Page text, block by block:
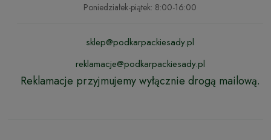
Poniedziałek-piątek: 8:00-16:00
sklep@podkarpackiesady.pl
reklamacje@podkarpackiesady.pl
Reklamacje przyjmujemy wyłącznie drogą mailową.